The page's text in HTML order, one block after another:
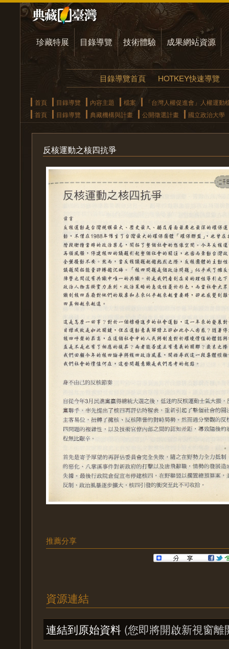
珍藏特展 目錄導覽 技術體驗 成果網站資源
目錄導覽首頁 HOTKEY快速導覽
首頁 目錄導覽 內容主題 檔案
「台灣人權促進會」人權運動
首頁
目錄導覽 典藏機構與計畫 公開徵選計畫 國立政治大學
反核運動之核四抗爭
推薦分享
資源連結
連結到原始資料 (您即將開啟新視窗離